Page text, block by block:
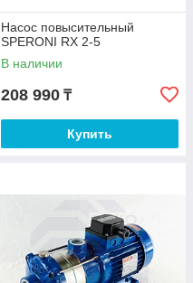
Насос повысительный
SPERONI RX 2-5
В наличии
208 990 ₸
Купить